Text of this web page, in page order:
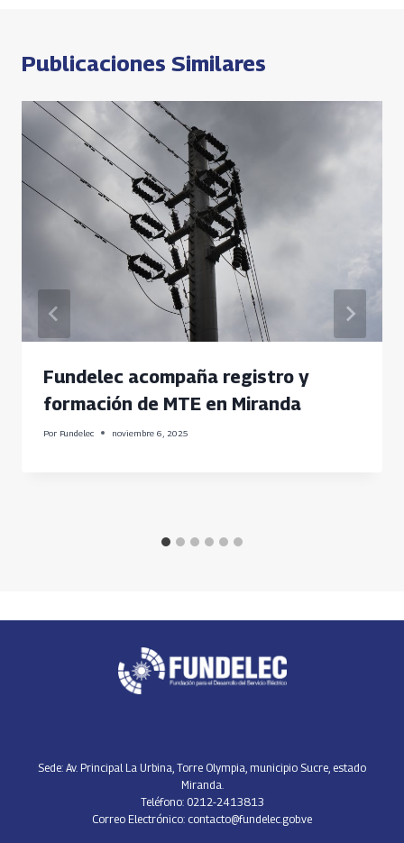
Publicaciones Similares
Fundelec acompaña registro y
formación de MTE en Miranda
Por Fundelec noviembre 6, 2025
Sede: Av. Principal La Urbina, Torre Olympia, municipio Sucre, estado
Miranda.
Teléfono: 0212-2413813
Correo Electrónico: contacto@fundelec.gob.ve